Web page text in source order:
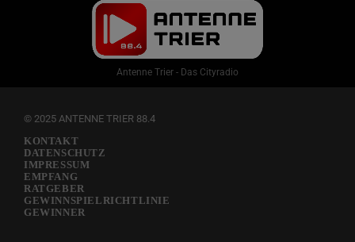
Antenne Trier - Das Cityradio
© 2025 ANTENNE TRIER 88.4
KONTAKT
DATENSCHUTZ
IMPRESSUM
EMPFANG
RATGEBER
GEWINNSPIELRICHTLINIE
GEWINNER